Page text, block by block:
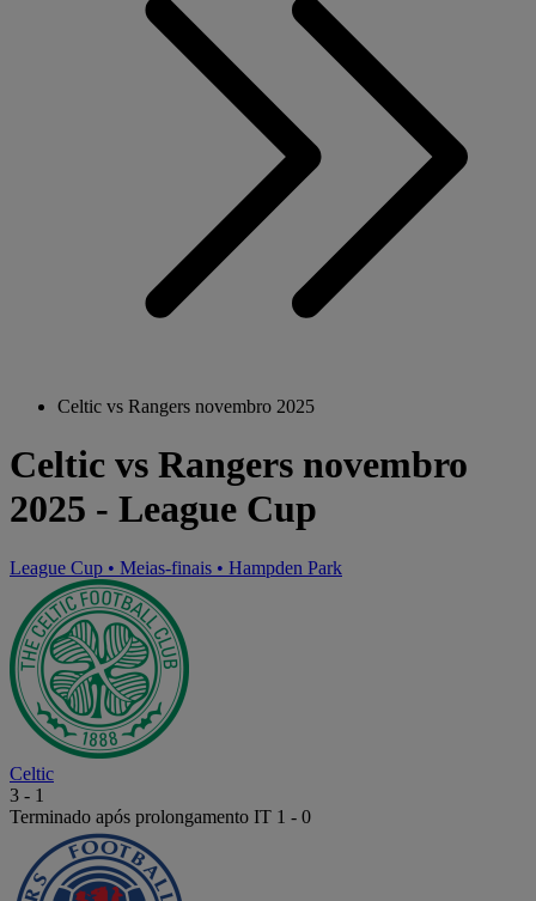
Celtic vs Rangers novembro 2025
Celtic vs Rangers novembro
2025 - League Cup
League Cup • Meias-finais • Hampden Park
Celtic
3 - 1
Terminado após prolongamento IT 1 - 0